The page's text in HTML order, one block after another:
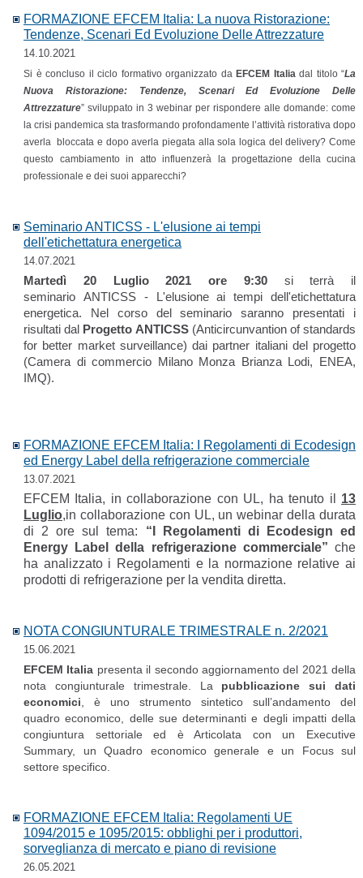
FORMAZIONE EFCEM Italia: La nuova Ristorazione:
Tendenze, Scenari Ed Evoluzione Delle Attrezzature
14.10.2021
Si è concluso il ciclo formativo organizzato da EFCEM Italiadal titolo “La
Nuova Ristorazione: Tendenze, Scenari Ed Evoluzione Delle
Attrezzature” sviluppato in 3 webinar per rispondere alle domande: come
la crisi pandemica sta trasformando profondamente l’attività ristorativa dopo
averla bloccata e dopo averla piegata alla sola logica del delivery? Come
questo cambiamento in atto influenzerà la progettazione della cucina
professionale e dei suoi apparecchi?
Seminario ANTICSS - L'elusione ai tempi
dell'etichettatura energetica
14.07.2021
Martedì 20 Luglio 2021 ore 9:30si terrà il
seminario ANTICSS - L'elusione ai tempi dell'etichettatura
energetica. Nel corso del seminario saranno presentati i
risultati dal Progetto ANTICSS(Anticircunvantion of standards
for better market surveillance) dai partner italiani del progetto
(Camera di commercio Milano Monza Brianza Lodi, ENEA,
IMQ).
FORMAZIONE EFCEM Italia: I Regolamenti di Ecodesign
ed Energy Label della refrigerazione commerciale
13.07.2021
EFCEM Italia, in collaborazione con UL, ha tenuto il 13
Luglio,in collaborazione con UL, un webinar della durata
di 2 ore sul tema: “I Regolamenti di Ecodesign ed
Energy Label della refrigerazione commerciale”che
ha analizzato i Regolamenti e la normazione relative ai
prodotti di refrigerazione per la vendita diretta.
NOTA CONGIUNTURALE TRIMESTRALE n. 2/2021
15.06.2021
EFCEM Italia presenta il secondo aggiornamento del 2021 della
nota congiunturale trimestrale. La pubblicazione sui dati
economici, è uno strumento sintetico sull’andamento del
quadro economico, delle sue determinanti e degli impatti della
congiuntura settoriale ed è Articolata con un Executive
Summary, un Quadro economico generale e un Focus sul
settore specifico.
FORMAZIONE EFCEM Italia: Regolamenti UE
1094/2015 e 1095/2015: obblighi per i produttori,
sorveglianza di mercato e piano di revisione
26.05.2021